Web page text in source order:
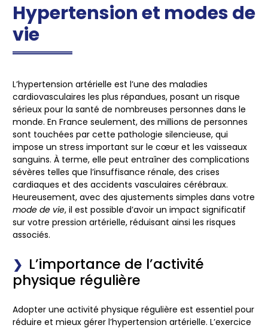
Hypertension et modes de
vie
L’hypertension artérielle est l’une des maladies
cardiovasculaires les plus répandues, posant un risque
sérieux pour la santé de nombreuses personnes dans le
monde. En France seulement, des millions de personnes
sont touchées par cette pathologie silencieuse, qui
impose un stress important sur le cœur et les vaisseaux
sanguins. À terme, elle peut entraîner des complications
sévères telles que l’insuffisance rénale, des crises
cardiaques et des accidents vasculaires cérébraux.
Heureusement, avec des ajustements simples dans votre
mode de vie, il est possible d’avoir un impact significatif
sur votre pression artérielle, réduisant ainsi les risques
associés.
L’importance de l’activité
physique régulière
Adopter une activité physique régulière est essentiel pour
réduire et mieux gérer l’hypertension artérielle. L’exercice